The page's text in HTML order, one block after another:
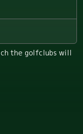
the golfclubs will